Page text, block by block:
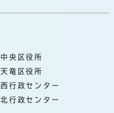
中央区役所
天竜区役所
西行政センター
北行政センター